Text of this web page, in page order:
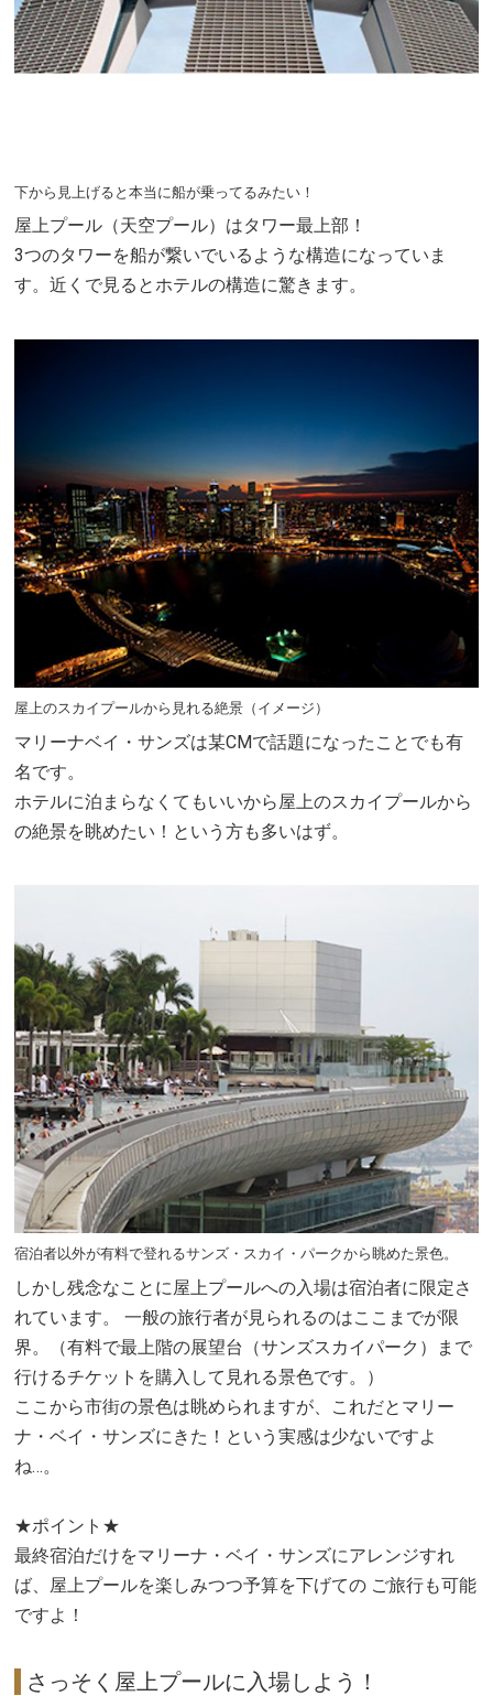
下から見上げると本当に船が乗ってるみたい！
屋上プール（天空プール）はタワー最上部！
3つのタワーを船が繋いでいるような構造になっていま
す。近くで見るとホテルの構造に驚きます。
屋上のスカイプールから見れる絶景（イメージ）
マリーナベイ・サンズは某CMで話題になったことでも有
名です。
ホテルに泊まらなくてもいいから屋上のスカイプールから
の絶景を眺めたい！という方も多いはず。
宿泊者以外が有料で登れるサンズ・スカイ・パークから眺めた景色。
しかし残念なことに屋上プールへの入場は宿泊者に限定さ
れています。 一般の旅行者が見られるのはここまでが限
界。（有料で最上階の展望台（サンズスカイパーク）まで
行けるチケットを購入して見れる景色です。）
ここから市街の景色は眺められますが、これだとマリー
ナ・ベイ・サンズにきた！という実感は少ないですよ
ね…。
★ポイント★
最終宿泊だけをマリーナ・ベイ・サンズにアレンジすれ
ば、屋上プールを楽しみつつ予算を下げての ご旅行も可能
ですよ！
さっそく屋上プールに入場しよう！